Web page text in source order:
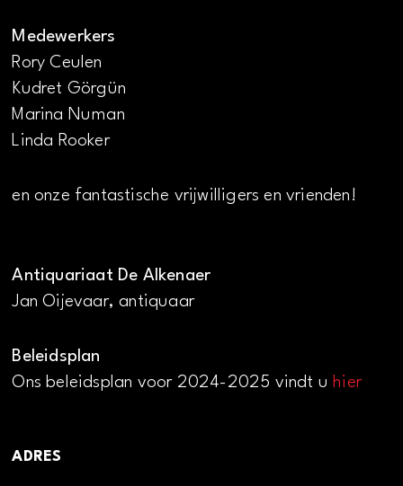
Medewerkers
Rory Ceulen
Kudret Görgün
Marina Numan
Linda Rooker
en onze fantastische vrijwilligers en vrienden!
Antiquariaat De Alkenaer
Jan Oijevaar, antiquaar
Beleidsplan
Ons beleidsplan voor 2024-2025 vindt u hier
ADRES